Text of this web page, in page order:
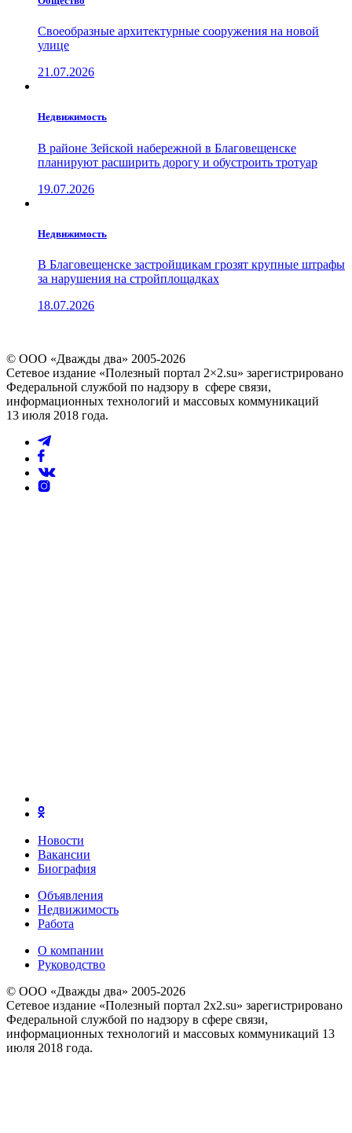
Своеобразные архитектурные сооружения на новой
улице
21.07.2026
Недвижимость
В районе Зейской набережной в Благовещенске
планируют расширить дорогу и обустроить тротуар
19.07.2026
Недвижимость
В Благовещенске застройщикам грозят крупные штрафы
за нарушения на стройплощадках
18.07.2026
© ООО «Дважды два» 2005-2026
Сетевое издание «Полезный портал 2×2.su» зарегистрировано
Федеральной службой по надзору в сфере связи,
информационных технологий и массовых коммуникаций
13 июля 2018 года.
Новости
Вакансии
Биография
Объявления
Недвижимость
Работа
О компании
Руководство
© ООО «Дважды два» 2005-2026
Сетевое издание «Полезный портал 2x2.su» зарегистрировано
Федеральной службой по надзору в сфере связи,
информационных технологий и массовых коммуникаций 13
июля 2018 года.